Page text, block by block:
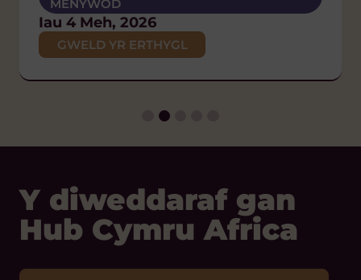
Mer 17 Meh, 2026
GWELD YR ERTHYGL
MENYWOD
Iau 4 Meh, 2026
GWELD YR ERTHYGL
Iau 26 Chw, 2026
GWELD YR ERTHYGL
POLISI AC YMGYRCHOEDD
Iau 29 Ion, 2026
GWELD YR ERTHYGL
Y diweddaraf gan
Hub Cymru Africa